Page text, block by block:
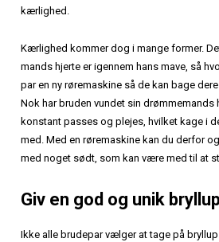
kærlighed.
Kærlighed kommer dog i mange former.
mands hjerte er igennem hans mave, så
par en ny røremaskine så de kan bage
Nok har bruden vundet sin drømmemands
konstant passes og plejes, hvilket kage i
med. Med en røremaskine kan du derfor
med noget sødt, som kan være med til at
Giv en god og unik
Ikke alle brudepar vælger at tage på